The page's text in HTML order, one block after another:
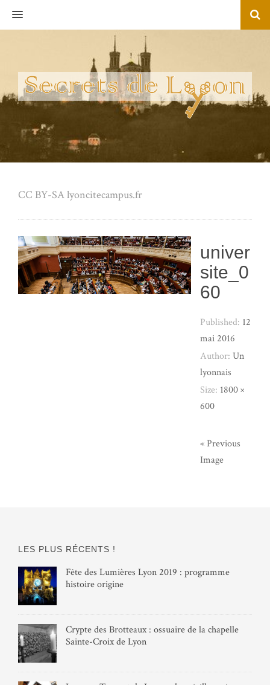
MENU
CC BY-SA lyoncitecampus.fr
univer
site_0
60
Published: 12
mai 2016
Author:Un
lyonnais
Size: 1800 ×
600
« Previous
Image
LES PLUS RÉCENTS !
Fête des Lumières Lyon 2019 : programme
histoire origine
Crypte des Brotteaux : ossuaire de la chapelle
Sainte-Croix de Lyon